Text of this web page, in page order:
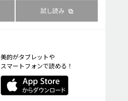
試し読み
美的がタブレットや
スマートフォンで読める！